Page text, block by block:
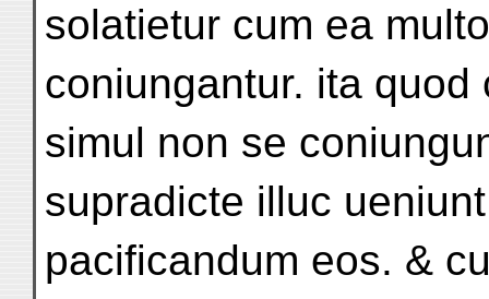
solatietur cum ea
coniungantur. ita quod
simul non se
supradicte illuc
pacificandum eos. &